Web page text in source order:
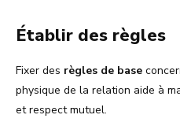
Établir des règles
Fixer des règles de base
physique de la relation aide à
et respect mutuel.